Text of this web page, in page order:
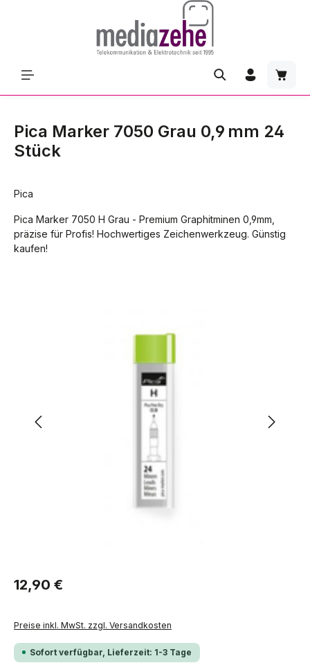
Pica Marker 7050 Grau 0,9 mm 24
Stück
Pica
Pica Marker 7050 H Grau - Premium Graphitminen 0,9mm,
präzise für Profis! Hochwertiges Zeichenwerkzeug. Günstig
kaufen!
Regulärer Preis:
12,90 €
Preise inkl. MwSt. zzgl. Versandkosten
Sofort verfügbar, Lieferzeit: 1-3 Tage